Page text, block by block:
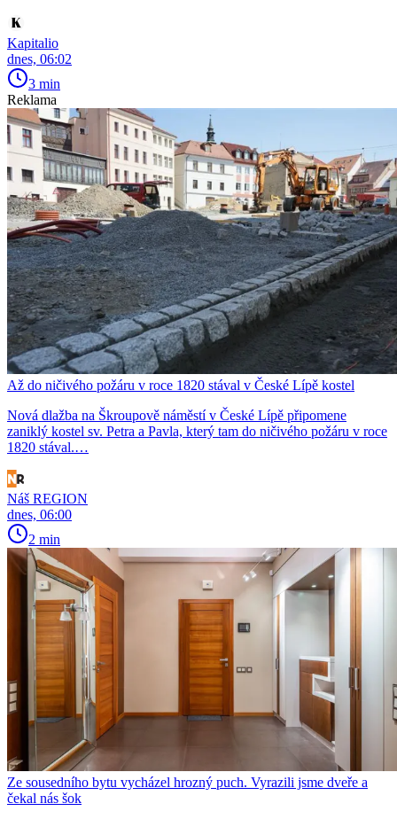
Kapitalio
dnes, 06:02
3 min
Reklama
Až do ničivého požáru v roce 1820 stával v České Lípě kostel
Nová dlažba na Škroupově náměstí v České Lípě připomene
zaniklý kostel sv. Petra a Pavla, který tam do ničivého požáru v roce
1820 stával.…
Náš REGION
dnes, 06:00
2 min
Ze sousedního bytu vycházel hrozný puch. Vyrazili jsme dveře a
čekal nás šok